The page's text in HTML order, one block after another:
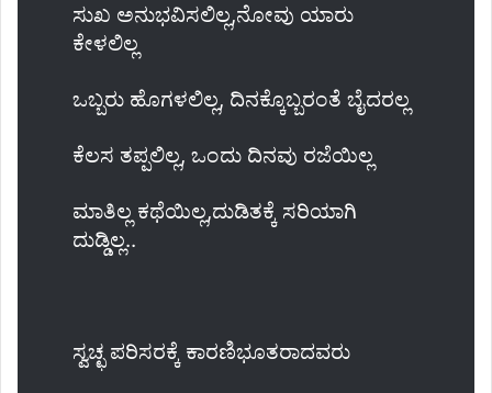
ಸುಖ ಅನುಭವಿಸಲಿಲ್ಲ,ನೋವು ಯಾರು
ಕೇಳಲಿಲ್ಲ
ಒಬ್ಬರು ಹೊಗಳಲಿಲ್ಲ, ದಿನಕ್ಕೊಬ್ಬರಂತೆ ಬೈದರಲ್ಲ
ಕೆಲಸ ತಪ್ಪಲಿಲ್ಲ, ಒಂದು ದಿನವು ರಜೆಯಿಲ್ಲ
ಮಾತಿಲ್ಲ ಕಥೆಯಿಲ್ಲ,ದುಡಿತಕ್ಕೆ ಸರಿಯಾಗಿ
ದುಡ್ಡಿಲ್ಲ..
ಸ್ವಚ್ಛ ಪರಿಸರಕ್ಕೆ ಕಾರಣಿಭೂತರಾದವರು